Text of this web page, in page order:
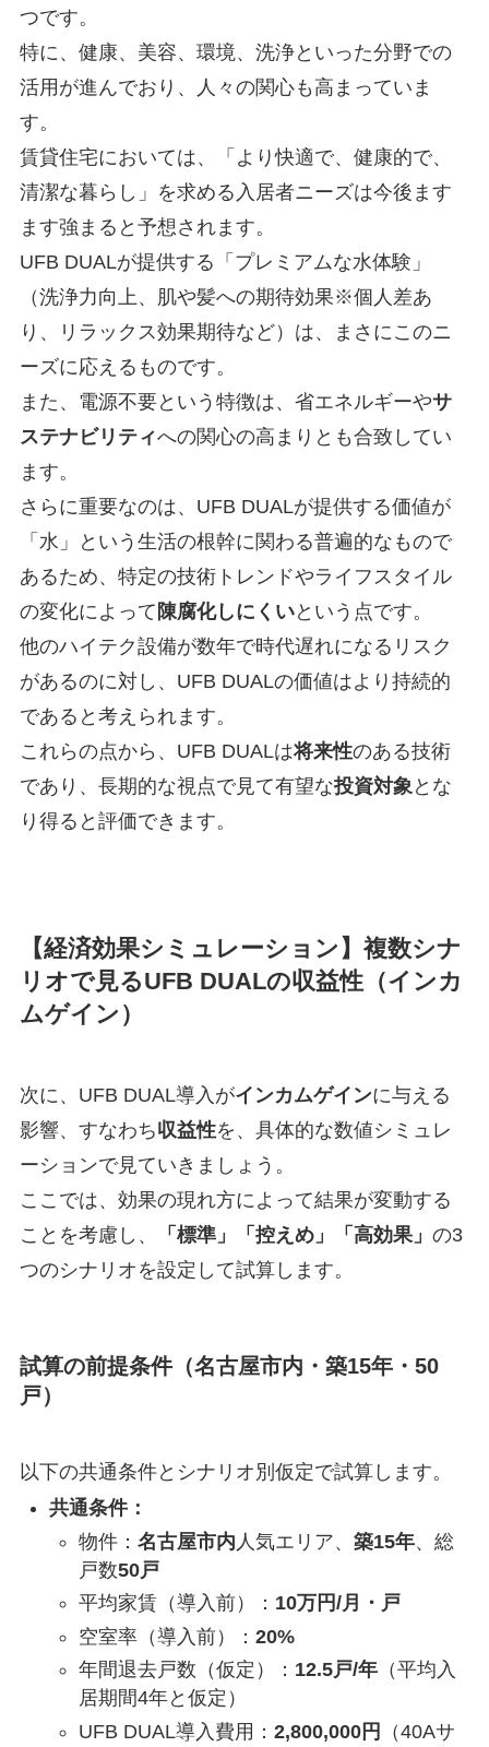
つです。
特に、健康、美容、環境、洗浄といった分野での
活用が進んでおり、人々の関心も高まっていま
す。
賃貸住宅においては、「より快適で、健康的で、
清潔な暮らし」を求める入居者ニーズは今後ます
ます強まると予想されます。
UFB DUALが提供する「プレミアムな水体験」
（洗浄力向上、肌や髪への期待効果※個人差あ
り、リラックス効果期待など）は、まさにこのニ
ーズに応えるものです。
また、電源不要という特徴は、省エネルギーやサ
ステナビリティへの関心の高まりとも合致してい
ます。
さらに重要なのは、UFB DUALが提供する価値が
「水」という生活の根幹に関わる普遍的なもので
あるため、特定の技術トレンドやライフスタイル
の変化によって 陳腐化しにくいという点です。
他のハイテク設備が数年で時代遅れになるリスク
があるのに対し、UFB DUALの価値はより持続的
であると考えられます。
これらの点から、UFB DUALは将来性のある技術
であり、長期的な視点で見て有望な投資対象とな
り得ると評価できます。
【経済効果シミュレーション】複数シナ
リオで見るUFB DUALの収益性（インカ
ムゲイン）
次に、UFB DUAL導入がインカムゲインに与える
影響、すなわち収益性を、具体的な数値シミュレ
ーションで見ていきましょう。
ここでは、効果の現れ方によって結果が変動する
ことを考慮し、
「標準」「控えめ」「高効果」 の3
つのシナリオを設定して試算します。
試算の前提条件（名古屋市内・築15年・50
戸）
以下の共通条件とシナリオ別仮定で試算します。
共通条件：
物件： 名古屋市内 人気エリア、 築15年、総
戸数50戸
平均家賃（導入前）： 10万円/月・戸
空室率（導入前）： 20%
年間退去戸数（仮定）： 12.5戸/年（平均入
居期間4年と仮定）
UFB DUAL導入費用： 2,800,000円
（40Aサ